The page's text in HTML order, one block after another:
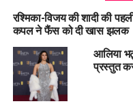
रश्मिका-विजय की शादी की
कपल ने फैंस को दी खास झलक
आलिया
प्रस्तुत